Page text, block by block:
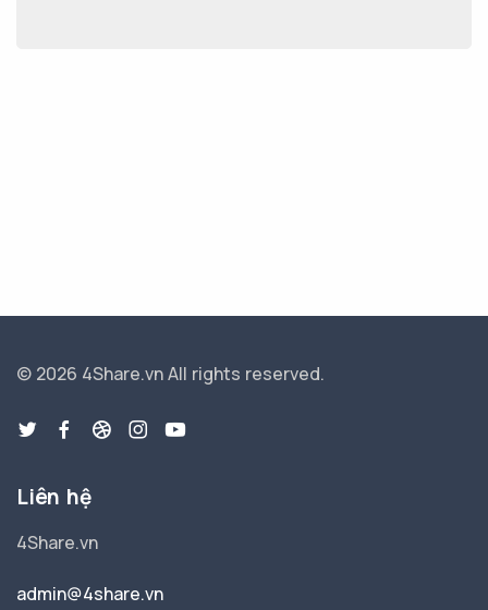
© 2026 4Share.vnAll rights reserved.
Liên hệ
4Share.vn
admin@4share.vn